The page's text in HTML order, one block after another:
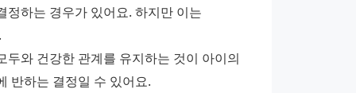
하는 경우가 있어요. 하지만 이는
와 건강한 관계를 유지하는 것이 아이의
반하는 결정일 수 있어요.